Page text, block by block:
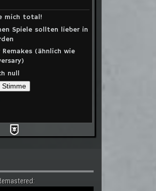
mich total!
Spiele sollten lieber in
(ähnlich wie
null